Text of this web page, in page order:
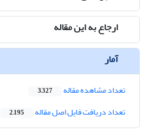
ارجاع به این مقاله
آمار
تعداد مشاهده مقاله 3,327
تعداد دریافت فایل اصل مقاله 2,195